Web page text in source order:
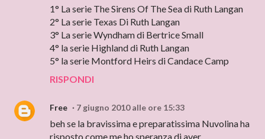
1° La serie The Sirens Of The Sea di Ruth Langan
2° La serie Texas Di Ruth Langan
3° La serie Wyndham di Bertrice Small
4° la serie Highland di Ruth Langan
5° la serie Montford Heirs di Candace Camp
RISPONDI
Free 7 giugno 2010 alle ore 15:33
beh se la bravissima e preparatissima Nuvolina ha
risposto come me ho speranza di aver